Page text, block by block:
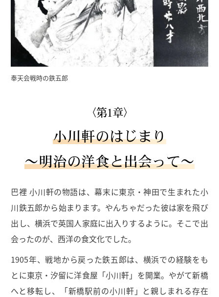
奉天会戦時の鉄五郎
〈第1章〉
小川軒のはじまり
〜明治の洋食と出会って〜
巴裡 小川軒の物語は、幕末に東京・神田で生まれた小
川鉄五郎から始まります。やんちゃだった彼は家を飛び
出し、横浜で英国人家庭に出入りするように。そこで出
会ったのが、西洋の食文化でした。
1905年、戦地から戻った鉄五郎は、横浜での経験をも
とに東京・汐留に洋食屋「小川軒」を開業。やがて新橋
へと移転し、「新橋駅前の小川軒」と親しまれる存在